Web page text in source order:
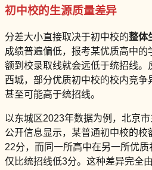
初中校的生源质量差异
分差大小直接取决于初中校的整体
成绩普遍偏低，报考某优质高中
额到校录取线就会远低于统招线。
西城，部分优质初中校的校内竞
甚至可能高于统招线。
以东城区2023年数据为例，北京
公开信息显示，某普通初中校的
22分，而同一所高中在另一所优
仅比统招线低3分。这种差异完全